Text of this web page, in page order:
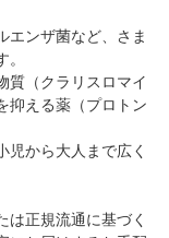
エンザ菌など、さま
質（クラリスロマイ
抑える薬（プロトン
児から大人まで広く
正規流通に基づく